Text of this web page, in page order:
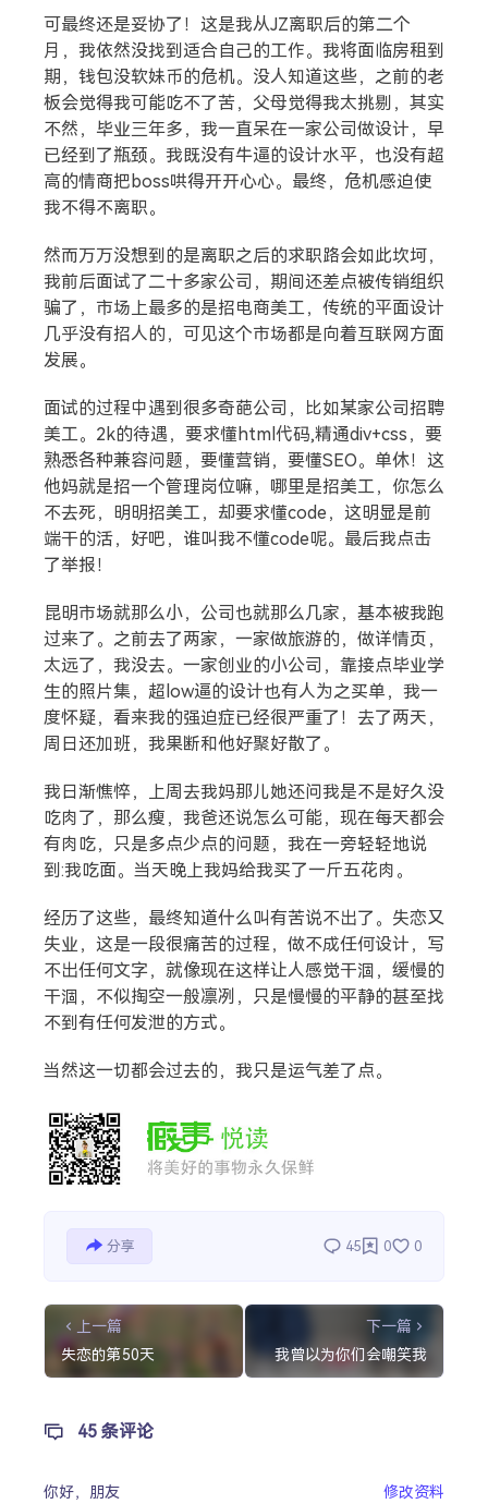
可最终还是妥协了！这是我从JZ离职后的第二个
月，我依然没找到适合自己的工作。我将面临房租到
期，钱包没软妹币的危机。没人知道这些，之前的老
板会觉得我可能吃不了苦，父母觉得我太挑剔，其实
不然，毕业三年多，我一直呆在一家公司做设计，早
已经到了瓶颈。我既没有牛逼的设计水平，也没有超
高的情商把boss哄得开开心心。最终，危机感迫使
我不得不离职。
然而万万没想到的是离职之后的求职路会如此坎坷，
我前后面试了二十多家公司，期间还差点被传销组织
骗了，市场上最多的是招电商美工，传统的平面设计
几乎没有招人的，可见这个市场都是向着互联网方面
发展。
面试的过程中遇到很多奇葩公司，比如某家公司招聘
美工。2k的待遇，要求懂html代码,精通div+css，要
熟悉各种兼容问题，要懂营销，要懂SEO。单休！这
他妈就是招一个管理岗位嘛，哪里是招美工，你怎么
不去死，明明招美工，却要求懂code，这明显是前
端干的活，好吧，谁叫我不懂code呢。最后我点击
了举报！
昆明市场就那么小，公司也就那么几家，基本被我跑
过来了。之前去了两家，一家做旅游的，做详情页，
太远了，我没去。一家创业的小公司，靠接点毕业学
生的照片集，超low逼的设计也有人为之买单，我一
度怀疑，看来我的强迫症已经很严重了！去了两天，
周日还加班，我果断和他好聚好散了。
我日渐憔悴，上周去我妈那儿她还问我是不是好久没
吃肉了，那么瘦，我爸还说怎么可能，现在每天都会
有肉吃，只是多点少点的问题，我在一旁轻轻地说
到:我吃面。当天晚上我妈给我买了一斤五花肉。
经历了这些，最终知道什么叫有苦说不出了。失恋又
失业，这是一段很痛苦的过程，做不成任何设计，写
不出任何文字，就像现在这样让人感觉干涸，缓慢的
干涸，不似掏空一般凛冽，只是慢慢的平静的甚至找
不到有任何发泄的方式。
当然这一切都会过去的，我只是运气差了点。
分享 45 0 0
上一篇
失恋的第50天
下一篇
我曾以为你们会嘲笑我
45 条评论
你好， 朋友 修改资料